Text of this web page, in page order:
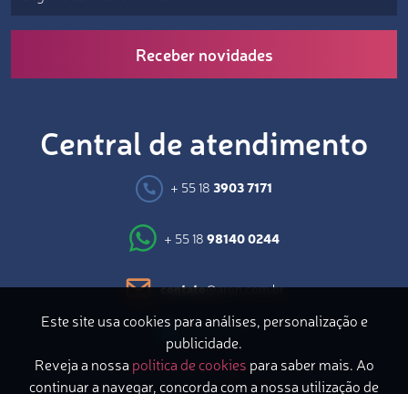
Receber novidades
Central de atendimento
+ 55 18 3903 7171
+ 55 18 98140 0244
contato@aron.com.br
Avenida Coronel Marcondes, 871 – 2º Andar | Bairro do
Este site usa cookies para análises, personalização e
publicidade.
Reveja a nossa política de cookies para saber mais. Ao
continuar a navegar, concorda com a nossa utilização de